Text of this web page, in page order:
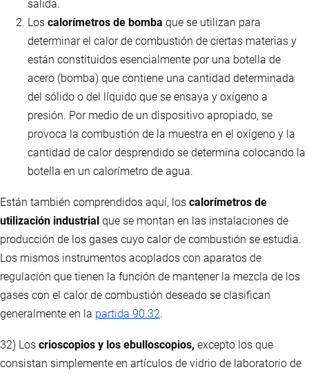
salida.
Los calorímetros de bomba que se utilizan para
determinar el calor de combustión de ciertas materias y
están constituidos esencialmente por una botella de
acero (bomba) que contiene una cantidad determinada
del sólido o del líquido que se ensaya y oxígeno a
presión. Por medio de un dispositivo apropiado, se
provoca la combustión de la muestra en el oxígeno y la
cantidad de calor desprendido se determina colocando la
botella en un calorímetro de agua.
Están también comprendidos aquí, los calorímetros de
utilización industrial que se montan en las instalaciones de
producción de los gases cuyo calor de combustión se estudia.
Los mismos instrumentos acoplados con aparatos de
regulación que tienen la función de mantener la mezcla de los
gases con el calor de combustión deseado se clasifican
generalmente en la partida 90.32.
32) Los crioscopios y los ebulloscopios, excepto los que
consistan simplemente en artículos de vidrio de laboratorio de